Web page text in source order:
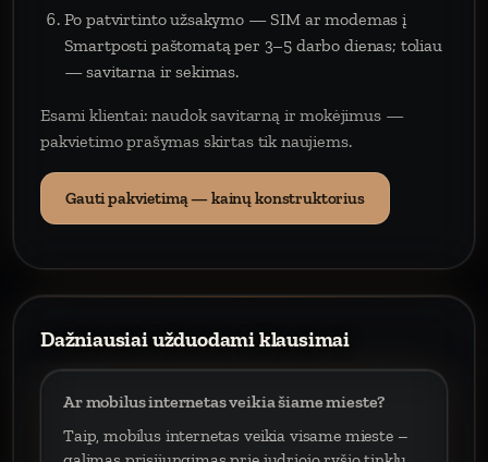
Po patvirtinto užsakymo — SIM ar modemas į
Smartposti paštomatą per 3–5 darbo dienas; toliau
— savitarna ir sekimas.
Esami klientai: naudok savitarną ir mokėjimus —
pakvietimo prašymas skirtas tik naujiems.
Gauti pakvietimą — kainų konstruktorius
Dažniausiai užduodami klausimai
Ar mobilus internetas veikia šiame mieste?
Taip, mobilus internetas veikia visame mieste –